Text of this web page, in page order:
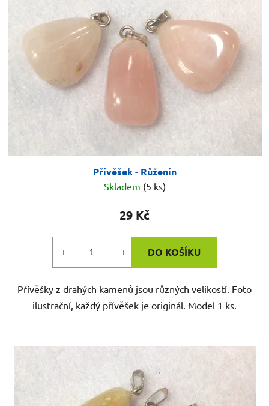
Přívěšek - Růženín
Skladem (5 ks)
29 Kč
DO KOŠÍKU
Přívěšky z drahých kamenů jsou různých velikostí. Foto
ilustrační, každý přívěšek je originál. Model 1 ks.